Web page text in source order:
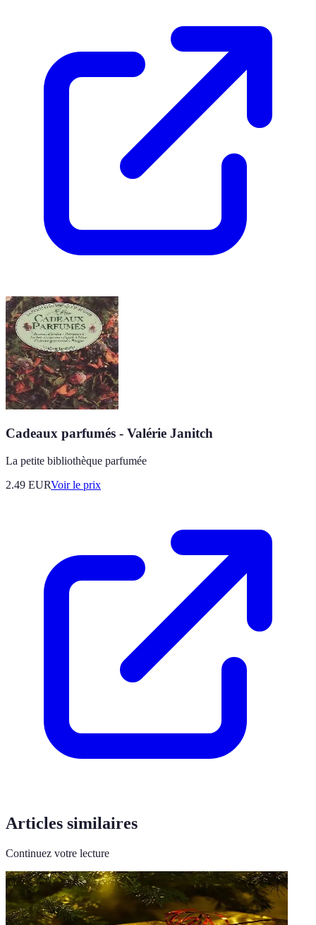
Cadeaux parfumés - Valérie Janitch
La petite bibliothèque parfumée
2.49 EURVoir le prix
Articles similaires
Continuez votre lecture